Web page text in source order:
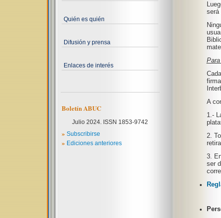
Quién es quién
Difusión y prensa
Enlaces de interés
Boletín ABUC
Julio 2024. ISSN 1853-9742
» Subscribirse
» Ediciones anteriores
será
A
1.-
2.
3.
ser